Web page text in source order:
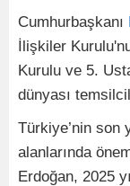
Cumhurbaşkanı
İlişkiler
Kurulu ve 5.
dünyası
Türkiye’nin son
alanlarında
Erdoğan, 2025